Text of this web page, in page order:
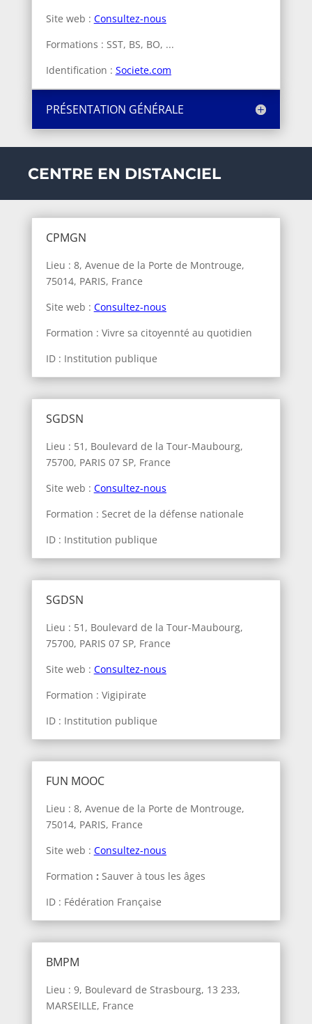
Site web : Consultez-nous
Formations : SST, BS, BO, ...
Identification : Societe.com
PRÉSENTATION GÉNÉRALE
CENTRE EN DISTANCIEL
CPMGN
Lieu : 8, Avenue de la Porte de Montrouge,
75014, PARIS, France
Site web : Consultez-nous
Formation : Vivre sa citoyennté au quotidien
ID : Institution publique
SGDSN
Lieu : 51, Boulevard de la Tour-Maubourg,
75700, PARIS 07 SP, France
Site web : Consultez-nous
Formation : Secret de la défense nationale
ID : Institution publique
SGDSN
Lieu : 51, Boulevard de la Tour-Maubourg,
75700, PARIS 07 SP, France
Site web : Consultez-nous
Formation : Vigipirate
ID : Institution publique
FUN MOOC
Lieu : 8, Avenue de la Porte de Montrouge,
75014, PARIS, France
Site web : Consultez-nous
Formation : Sauver à tous les âges
ID : Fédération Française
BMPM
Lieu : 9, Boulevard de Strasbourg, 13 233,
MARSEILLE, France